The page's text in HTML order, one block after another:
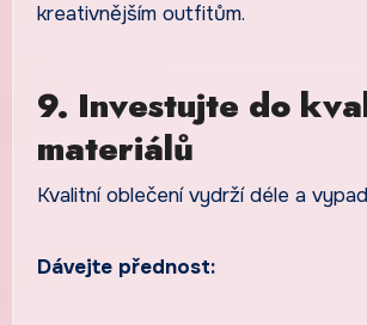
kreativnějším outfitům.
9. Investujte do
materiálů
Kvalitní oblečení vydrží déle a
Dávejte přednost: